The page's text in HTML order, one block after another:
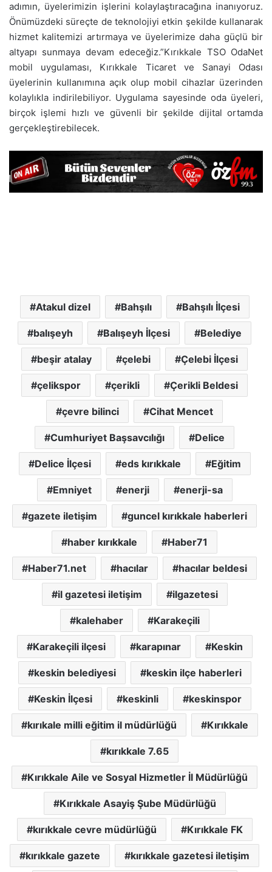
adımın, üyelerimizin işlerini kolaylaştıracağına inanıyoruz.
Önümüzdeki süreçte de teknolojiyi etkin şekilde kullanarak
hizmet kalitemizi artırmaya ve üyelerimize daha güçlü bir
altyapı sunmaya devam edeceğiz.”Kırıkkale TSO OdaNet
mobil uygulaması, Kırıkkale Ticaret ve Sanayi Odası
üyelerinin kullanımına açık olup mobil cihazlar üzerinden
kolaylıkla indirilebiliyor. Uygulama sayesinde oda üyeleri,
birçok işlemi hızlı ve güvenli bir şekilde dijital ortamda
gerçekleştirebilecek.
Atakul dizel Bahşılı Bahşılı İlçesi
balışeyh Balışeyh İlçesi Belediye
beşir atalay çelebi Çelebi İlçesi
çelikspor çerikli Çerikli Beldesi
çevre bilinci Cihat Mencet
Cumhuriyet Başsavcılığı Delice
Delice İlçesi eds kırıkkale Eğitim
Emniyet enerji enerji-sa
gazete iletişim guncel kırıkkale haberleri
haber kırıkkale Haber71
Haber71.net hacılar hacılar beldesi
il gazetesi iletişim ilgazetesi
kalehaber Karakeçili
Karakeçili ilçesi karapınar Keskin
keskin belediyesi keskin ilçe haberleri
Keskin İlçesi keskinli keskinspor
kırıkale milli eğitim il müdürlüğü Kırıkkale
kırıkkale 7.65
Kırıkkale Aile ve Sosyal Hizmetler İl Müdürlüğü
Kırıkkale Asayiş Şube Müdürlüğü
kırıkkale cevre müdürlüğü Kırıkkale FK
kırıkkale gazete kırıkkale gazetesi iletişim